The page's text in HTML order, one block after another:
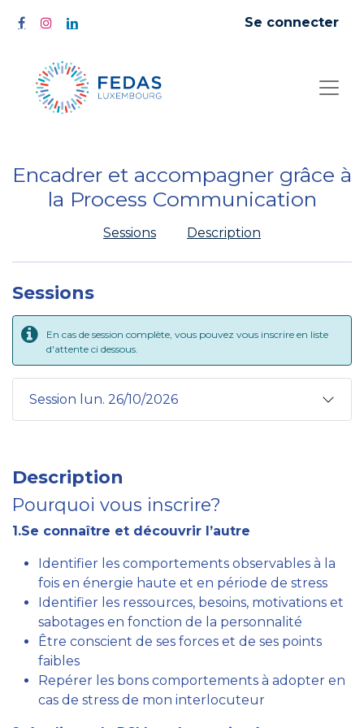
Se connecter
Encadrer et accompagner grâce à
la Process Communication
Sessions Description
Sessions
En cas de session complète, vous pouvez vous inscrire en liste
d'attente ci dessous.
Session lun. 26/10/2026
Description
Pourquoi vous inscrire?
1.Se connaître et découvrir l’autre
Identifier les comportements observables à la
fois en énergie haute et en période de stress
Identifier les ressources, besoins, motivations et
sabotages en fonction de la personnalité
Être conscient de ses forces et de ses points
faibles
Repérer les bons comportements à adopter en
cas de stress de mon interlocuteur